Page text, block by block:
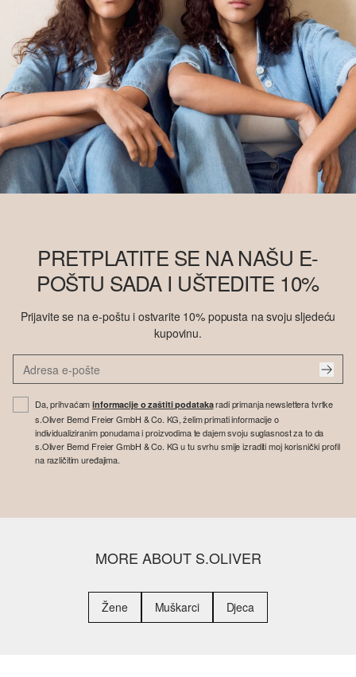
PRETPLATITE SE NA NAŠU E-
POŠTU SADA I UŠTEDITE 10%
Prijavite se na e-poštu i ostvarite 10% popusta na svoju sljedeću
kupovinu.
Da, prihvaćaminformacije o zaštiti podatakaradi primanja newslettera tvrtke
s.Oliver Bernd Freier GmbH & Co. KG, želim primati informacije o
individualiziranim ponudama i proizvodima te dajem svoju suglasnost za to da
s.Oliver Bernd Freier GmbH & Co. KG u tu svrhu smije izraditi moj korisnički profil
na različitim uređajima.
MORE ABOUT S.OLIVER
Žene Muškarci Djeca